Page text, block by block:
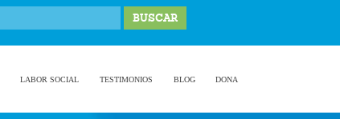
LABOR SOCIAL TESTIMONIOS BLOG DONA